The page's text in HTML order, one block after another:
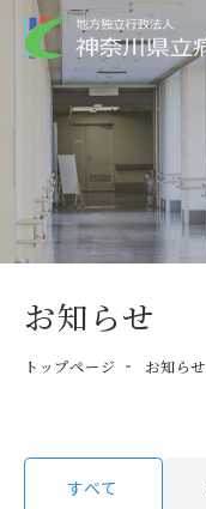
お知らせ
トップページ お知らせ
すべて